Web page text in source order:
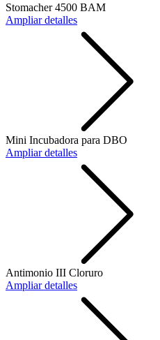
Stomacher 4500 BAM
Ampliar detalles
Mini Incubadora para DBO
Ampliar detalles
Antimonio III Cloruro
Ampliar detalles